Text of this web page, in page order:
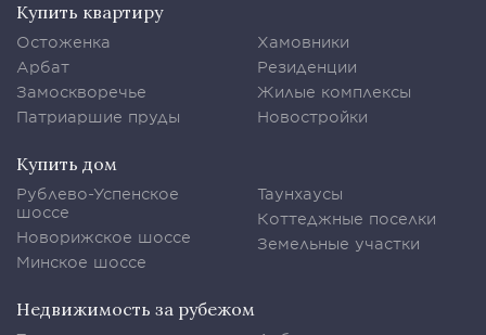
Купить квартиру
Остоженка
Арбат
Замоскворечье
Патриаршие пруды
Хамовники
Резиденции
Жилые комплексы
Новостройки
Купить дом
Рублево-Успенское
шоссе
Новорижское шоссе
Минское шоссе
Таунхаусы
Коттеджные поселки
Земельные участки
Недвижимость за рубежом